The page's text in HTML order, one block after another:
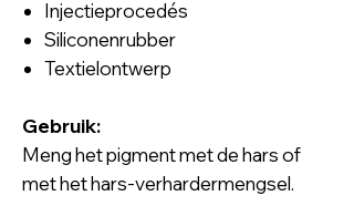
Injectieprocedés
Siliconenrubber
Textielontwerp
Gebruik:
Meng het pigment met de hars of
met het hars-verhardermengsel.